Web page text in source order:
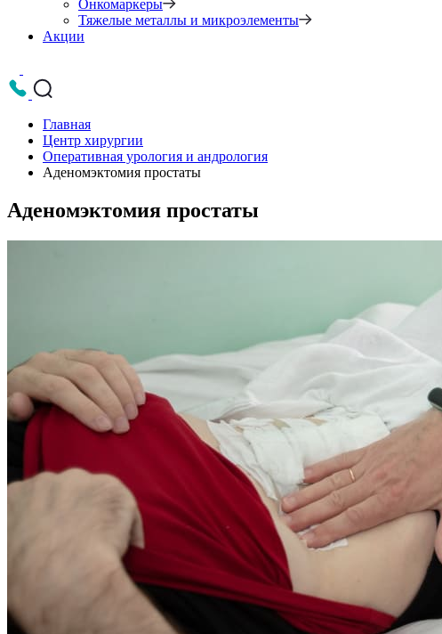
Онкомаркеры
Тяжелые металлы и микроэлементы
Акции
Главная
Центр хирургии
Оперативная урология и андрология
Аденомэктомия простаты
Аденомэктомия простаты